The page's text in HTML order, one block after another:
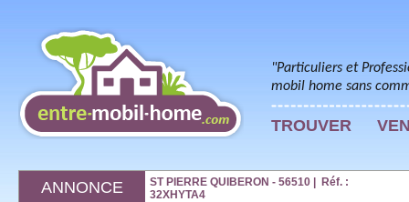
"Particuliers et
mobil home sans
TROUVER
ANNONCE
ST PIERRE QUIBERON - 56510 | Réf. :
32XHYTA4